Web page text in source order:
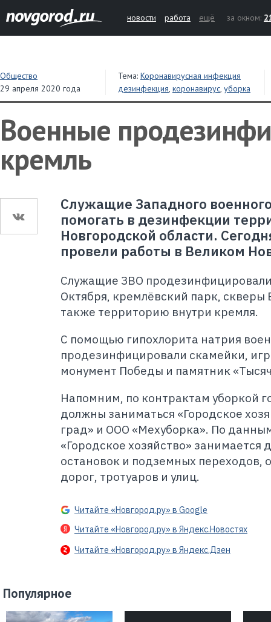
новости работа ещё за окном:
Общество
29 апреля 2020 года
Тема: Коронавирусная инфекция
дезинфекция, коронавирус, уборка
Военные
кремль
Служащие Западного
помогать в дезинфекции
Новгородской области.
провели работы в Великом
Служащие ЗВО
Октября, кремлёвский парк,
также территорию внутри кремля.
С помощью гипохлорита натрия
продезинфицировали скамейки,
монумент Победы и памятник
Напомним, по контрактам уборкой
должны заниматься «Городское
град» и ООО «Мехуборка». По
«Городское хозяйство»
остановок и подземных переходов,
дорог, тротуаров и улиц.
Читайте «Новгород.ру» в Google
Читайте «Новгород.ру» в Яндекс.Новостях
Читайте «Новгород.ру» в Яндекс.Дзен
Популярное